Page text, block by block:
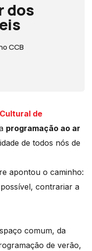
dos
CCB
de
programação ao ar
de todos nós de
apontou o caminho:
contrariar a
comum, da
de verão,